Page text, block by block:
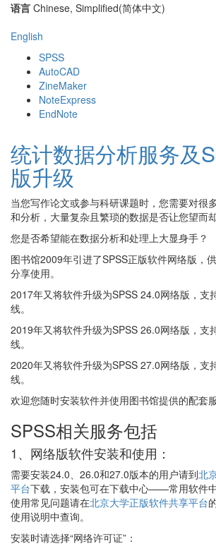
语言 Chinese, Simplified(简体中文)
English
SPSS
AutoCAD
ZineMaker
NoteExpress
EndNote
统计数据分析服务及
版升级
当您写作论文或参与科研课题时，您需要对很
和分析，大量复杂且繁琐的数据是否让您望而
您是否希望能在数据分析和处理上大显身手？
图书馆2009年引进了SPSS正版软件网络版，
分享使用。
2017年又将软件升级为SPSS 24.0网络版，支
线。
2019年又将软件升级为SPSS 26.0网络版，支
线。
2020年又将软件升级为SPSS 27.0网络版，支
线。
欢迎您随时安装软件并使用图书馆提供的配套服
SPSS相关服务包括
1、网络版软件安装和使用：
需要安装24.0、26.0和27.0版本的用户请到北
平台下载，安装包可在下载中心——常用软件
使用常见问题请在北京大学正版软件共享平台
使用说明中查询。
安装时请选择“网络许可证”：